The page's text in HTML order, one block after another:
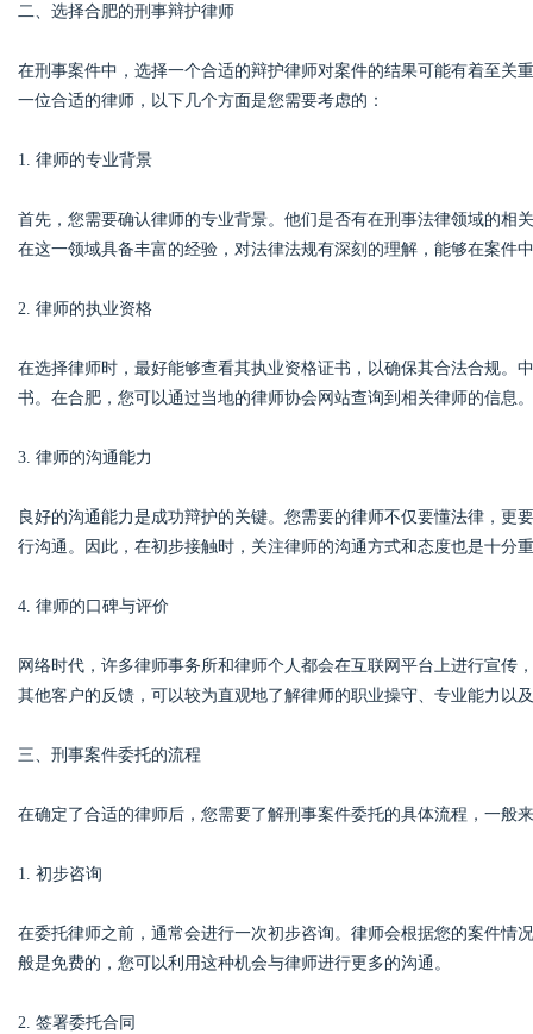
d
二、选择合肥的刑事辩护律师
在刑事案件中，选择一个合适的辩护律师对案件的结果可能有着至关
一位合适的律师，以下几个方面是您需要考虑的：
1. 律师的专业背景
首先，您需要确认律师的专业背景。他们是否有在刑事法律领域的相
在这一领域具备丰富的经验，对法律法规有深刻的理解，能够在案件
2. 律师的执业资格
在选择律师时，最好能够查看其执业资格证书，以确保其合法合规。
书。在合肥，您可以通过当地的律师协会网站查询到相关律师的信息。
3. 律师的沟通能力
良好的沟通能力是成功辩护的关键。您需要的律师不仅要懂法律，
行沟通。因此，在初步接触时，关注律师的沟通方式和态度也是十分
4. 律师的口碑与评价
网络时代，许多律师事务所和律师个人都会在互联网平台上进行宣传
其他客户的反馈，可以较为直观地了解律师的职业操守、专业能力以
三、刑事案件委托的流程
在确定了合适的律师后，您需要了解刑事案件委托的具体流程，一般
1. 初步咨询
在委托律师之前，通常会进行一次初步咨询。律师会根据您的案件情
般是免费的，您可以利用这种机会与律师进行更多的沟通。
2. 签署委托合同